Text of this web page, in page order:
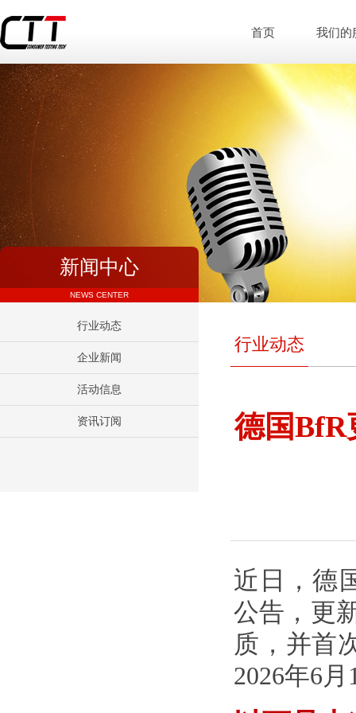
首页 我们的
新闻中心
NEWS CENTER
行业动态
企业新闻
活动信息
资讯订阅
行业动态
德国BfR
近日，德
公告，更
质，并首
2026年6